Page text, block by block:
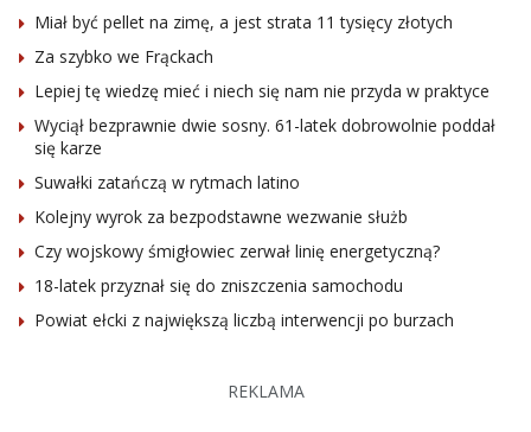
Miał być pellet na zimę, a jest strata 11 tysięcy złotych
Za szybko we Frąckach
Lepiej tę wiedzę mieć i niech się nam nie przyda w praktyce
Wyciął bezprawnie dwie sosny. 61-latek dobrowolnie poddał
się karze
Suwałki zatańczą w rytmach latino
Kolejny wyrok za bezpodstawne wezwanie służb
Czy wojskowy śmigłowiec zerwał linię energetyczną?
18-latek przyznał się do zniszczenia samochodu
Powiat ełcki z największą liczbą interwencji po burzach
REKLAMA